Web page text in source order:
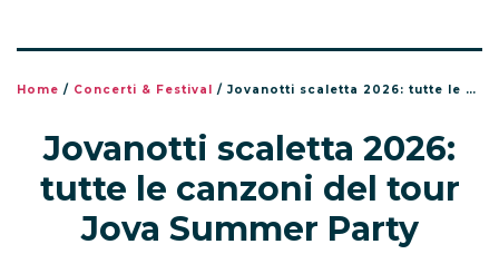
Home / Concerti & Festival / Jovanotti scaletta 2026: tutte le canzoni del tour Jova Summer Party
Jovanotti scaletta 2026:
tutte le canzoni del tour
Jova Summer Party